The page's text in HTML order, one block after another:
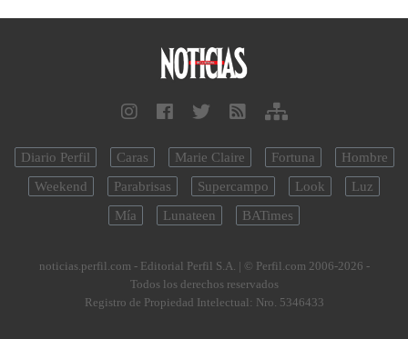
Diario Perfil Caras Marie Claire Fortuna
Hombre
Weekend
Parabrisas Supercampo Look
Luz
Mía
Lunateen BATimes
noticias.perfil.com - Editorial Perfil S.A. | © Perfil.com 2006-2026 -
Todos los derechos reservados
Registro de Propiedad Intelectual: Nro. 5346433